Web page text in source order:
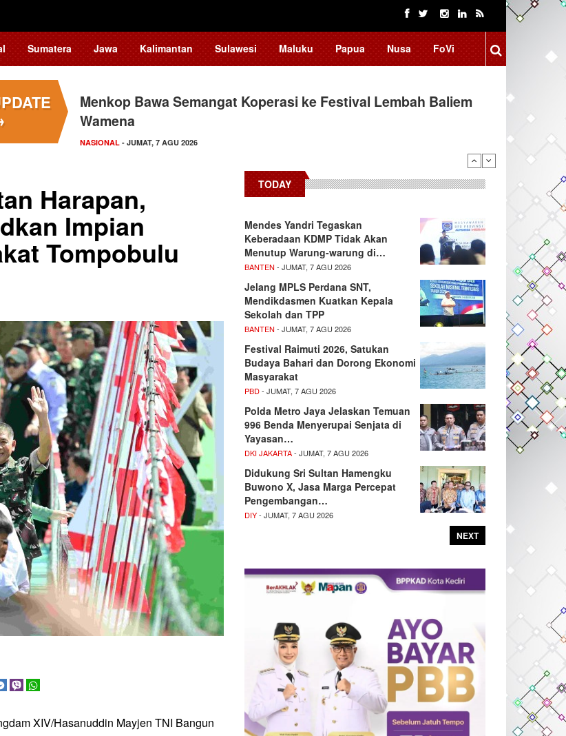
Sumatera Jawa Kalimantan Sulawesi Maluku Papua Nusa FoVi
Menkop Bawa Semangat Koperasi ke Festival Lembah Baliem
Wamena
NASIONAL - JUMAT, 7 AGU 2026
Harapan,
Impian
Tompobulu
XIV/Hasanuddin Mayjen TNI Bangun
TODAY
Mendes Yandri Tegaskan
Keberadaan KDMP Tidak Akan
Menutup Warung-warung di…
BANTEN - JUMAT, 7 AGU 2026
Jelang MPLS Perdana SNT,
Mendikdasmen Kuatkan Kepala
Sekolah dan TPP
BANTEN - JUMAT, 7 AGU 2026
Festival Raimuti 2026, Satukan
Budaya Bahari dan Dorong Ekonomi
Masyarakat
PBD- JUMAT, 7 AGU 2026
Polda Metro Jaya Jelaskan Temuan
996 Benda Menyerupai Senjata di
Yayasan…
DKI JAKARTA- JUMAT, 7 AGU 2026
Didukung Sri Sultan Hamengku
Buwono X, Jasa Marga Percepat
Pengembangan…
DIY- JUMAT, 7 AGU 2026
NEXT